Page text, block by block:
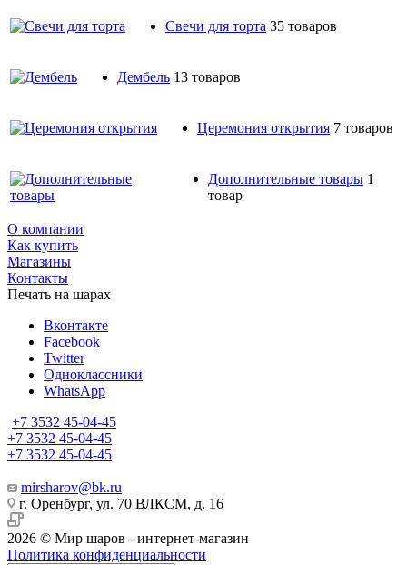
Свечи для торта 35 товаров
Дембель 13 товаров
Церемония открытия 7 товаров
Дополнительные товары 1
товар
О компании
Как купить
Магазины
Контакты
Печать на шарах
Вконтакте
Facebook
Twitter
Одноклассники
WhatsApp
+7 3532 45-04-45
+7 3532 45-04-45
+7 3532 45-04-45
mirsharov@bk.ru
г. Оренбург, ул. 70 ВЛКСМ, д. 16
2026 © Мир шаров - интернет-магазин
Политика конфиденциальности